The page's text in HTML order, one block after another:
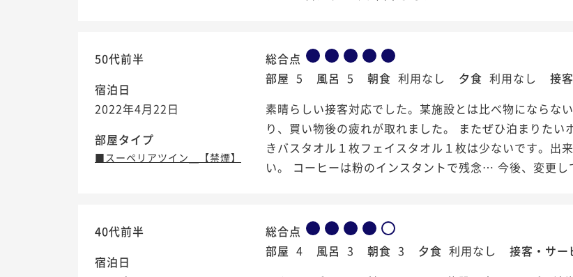
50代前半
宿泊日
2022年4月22日
部屋タイプ
■スーペリアツイン＿【禁煙】
総合点
部屋 5 風呂 5 朝食 利用なし 夕食 利用なし 接
素晴らしい接客対応でした。某施設とは比べ物にならな
り、買い物後の疲れが取れました。 またぜひ泊まりた
きバスタオル１枚フェイスタオル１枚は少ないです。出
い。 コーヒーは粉のインスタントで残念… 今後、変更し
40代前半
宿泊日
総合点
部屋 4 風呂 3 朝食 3 夕食 利用なし 接客・サー